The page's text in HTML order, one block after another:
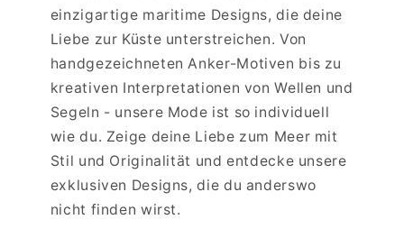
einzigartige maritime Designs, die deine
Liebe zur Küste unterstreichen. Von
handgezeichneten Anker-Motiven bis zu
kreativen Interpretationen von Wellen und
Segeln - unsere Mode ist so individuell
wie du. Zeige deine Liebe zum Meer mit
Stil und Originalität und entdecke unsere
exklusiven Designs, die du anderswo
nicht finden wirst.